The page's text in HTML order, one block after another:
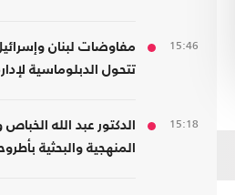
15:46
مفاوضات لبنان
تتحول الدبلوماسية
15:18
الدكتور عبد الله
المنهجية والبحثية